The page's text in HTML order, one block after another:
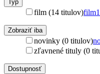
Typ
film (14 titulov)film
Zobraziť iba
novinky (0 titulov)
zľavnené tituly (0
Dostupnosť